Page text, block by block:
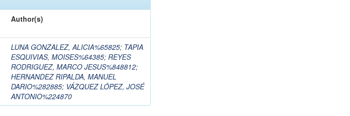
Author(s)
LUNA GONZALEZ, ALICIA%65825; TAPIA
ESQUIVIAS, MOISES%64385; REYES
RODRIGUEZ, MARCO JESUS%848812;
HERNANDEZ RIPALDA, MANUEL
DARIO%282885; VÁZQUEZ LÓPEZ, JOSÉ
ANTONIO%224870